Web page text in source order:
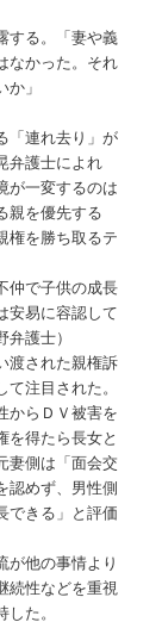
する。「妻や義
なかった。それ
」
「連れ去り」が
弁護士によれ
が一変するのは
親を優先する
権を勝ち取るテ
仲で子供の成長
安易に容認して
護士）
渡された親権訴
注目された。
からＤＶ被害を
を得たら長女と
妻側は「面会交
認めず、男性側
できる」と評価
が他の事情より
続性などを重視
た。